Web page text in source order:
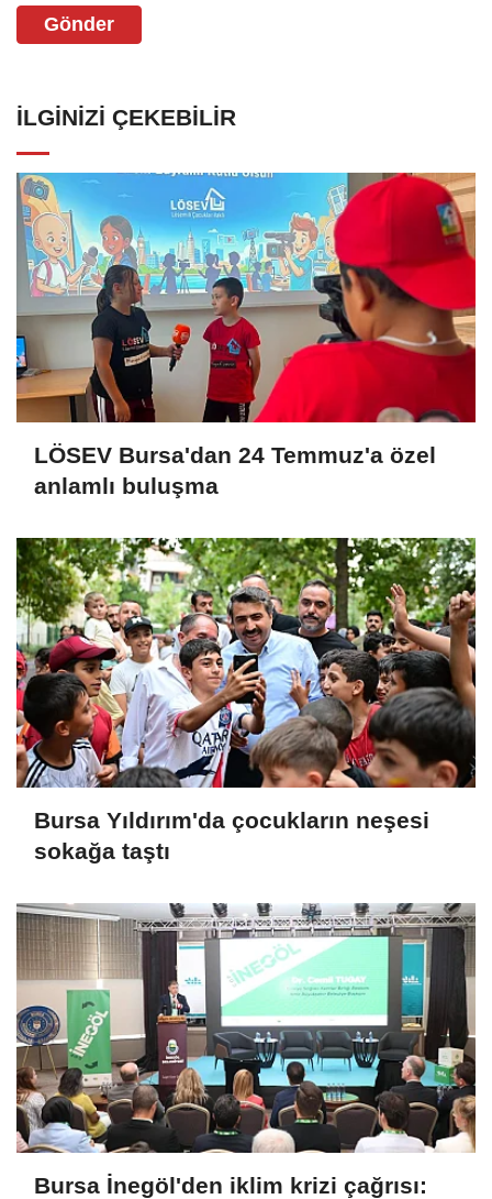
Gönder
İLGINIZI ÇEKEBILIR
LÖSEV Bursa'dan 24 Temmuz'a özel
anlamlı buluşma
Bursa Yıldırım'da çocukların neşesi
sokağa taştı
Bursa İnegöl'den iklim krizi çağrısı: